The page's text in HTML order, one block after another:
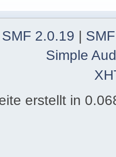
SMF 2.0.19
Simple
erstellt in